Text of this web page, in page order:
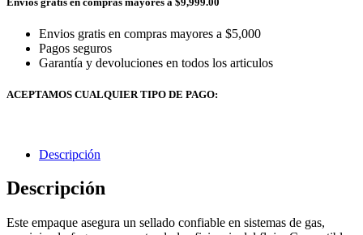
Envios gratis en compras mayores a $5,000
Pagos seguros
Garantía y devoluciones en todos los articulos
ACEPTAMOS CUALQUIER TIPO DE PAGO:
Descripción
Descripción
Este empaque asegura un sellado confiable en sistemas de gas,